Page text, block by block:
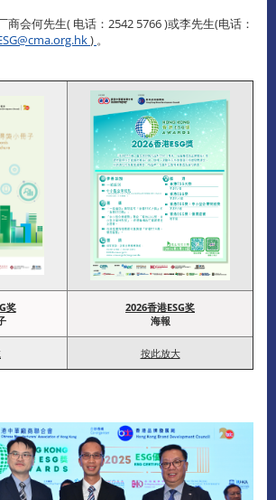
商会何先生( 电话：2542 5766 )或李先生(电话：
) 。
奖
2026香港ESG奖
海報
按此放大